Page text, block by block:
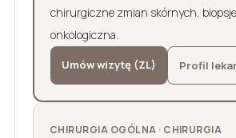
chirurgiczne zmian skórnych,
onkologiczna.
Umów wizytę (ZL) Profil
CHIRURGIA OGÓLNA · CHIRURGIA